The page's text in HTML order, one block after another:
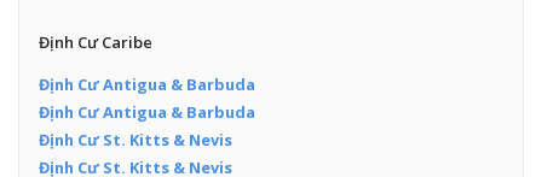
Định Cư Caribe
Định Cư Antigua & Barbuda
Định Cư Antigua & Barbuda
Định Cư St. Kitts & Nevis
Định Cư St. Kitts & Nevis